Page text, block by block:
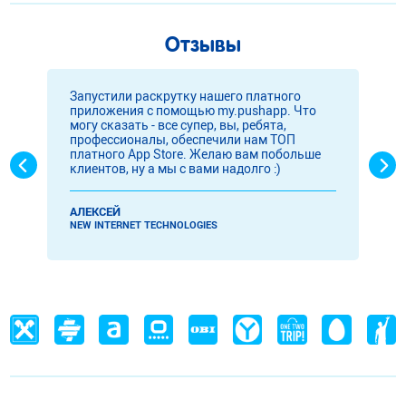
Отзывы
Запустили раскрутку нашего платного
приложения с помощью my.pushapp. Что
могу сказать - все супер, вы, ребята,
профессионалы, обеспечили нам ТОП
платного App Store. Желаю вам побольше
клиентов, ну а мы с вами надолго :)
АЛЕКСЕЙ
NEW INTERNET TECHNOLOGIES